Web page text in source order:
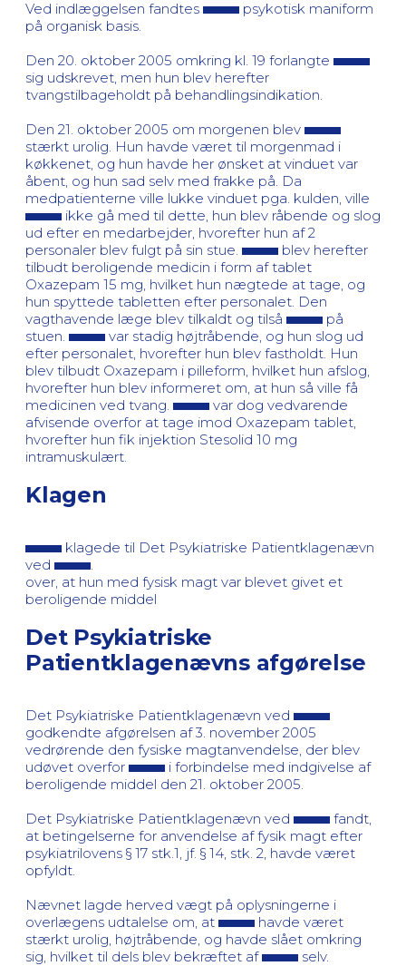
Ved indlæggelsen fandtes
psykotisk maniform
på organisk basis.
Den 20. oktober 2005 omkring kl. 19 forlangte
sig udskrevet, men hun blev herefter
tvangstilbageholdt på behandlingsindikation.
Den 21. oktober 2005 om morgenen blev
stærkt urolig. Hun havde været til morgenmad i
køkkenet, og hun havde her ønsket at vinduet var
åbent, og hun sad selv med frakke på. Da
medpatienterne ville lukke vinduet pga. kulden, ville
ikke gå med til dette, hun blev råbende og slog
ud efter en medarbejder, hvorefter hun af 2
personaler blev fulgt på sin stue.
blev herefter
tilbudt beroligende medicin i form af tablet
Oxazepam 15 mg, hvilket hun nægtede at tage, og
hun spyttede tabletten efter personalet. Den
vagthavende læge blev tilkaldt og tilså
på
stuen.
var stadig højtråbende, og hun slog ud
efter personalet, hvorefter hun blev fastholdt. Hun
blev tilbudt Oxazepam i pilleform, hvilket hun afslog,
hvorefter hun blev informeret om, at hun så ville få
medicinen ved tvang.
var dog vedvarende
afvisende overfor at tage imod Oxazepam tablet,
hvorefter hun fik injektion Stesolid 10 mg
intramuskulært.
Klagen
klagede til Det Psykiatriske Patientklagenævn
ved
over, at hun med fysisk magt var blevet givet et
beroligende middel
Det Psykiatriske
Patientklagenævns afgørelse
Det Psykiatriske Patientklagenævn ved
godkendte afgørelsen af 3. november 2005
vedrørende den fysiske magtanvendelse, der blev
udøvet overfor
i forbindelse med indgivelse af
beroligende middel den 21. oktober 2005.
Det Psykiatriske Patientklagenævn ved
fandt,
at betingelserne for anvendelse af fysik magt efter
psykiatrilovens § 17 stk.1, jf. § 14, stk. 2, havde været
opfyldt.
Nævnet lagde herved vægt på oplysningerne i
overlægens udtalelse om, at
havde været
stærkt urolig, højtråbende, og havde slået omkring
sig, hvilket til dels blev bekræftet af
selv.